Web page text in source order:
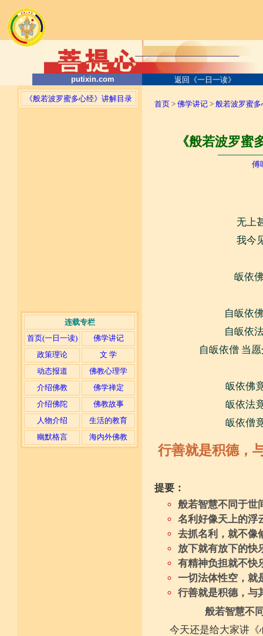
putixin.com 返回《一日一读》
《般若波罗蜜多心经》讲解目录
连载专栏
首页(一日一读)
佛学讲记
政策理论
文 学
动态报道
佛教心理学
介绍佛教
佛学禅定
介绍佛陀
佛教故事
人物介绍
生活的教育
幽默格言
海内外佛教
首页 > 佛学讲记 > 般若波罗蜜多
《般若波罗蜜
傅
无上
我今
皈依
自皈依
自皈依
自皈依僧 当
皈依佛
皈依法
皈依僧
行善就是积德，
提要：
般若智慧不同于世
名利好像天上的浮
去抓名利，就不像
放下就有放下的快
有精神负担就不快
一切法体性空，就
行善就是积德，与
般若智慧不
今天还是给大家讲《